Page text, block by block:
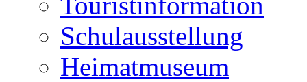
Schulausstellung
Heimatmuseum